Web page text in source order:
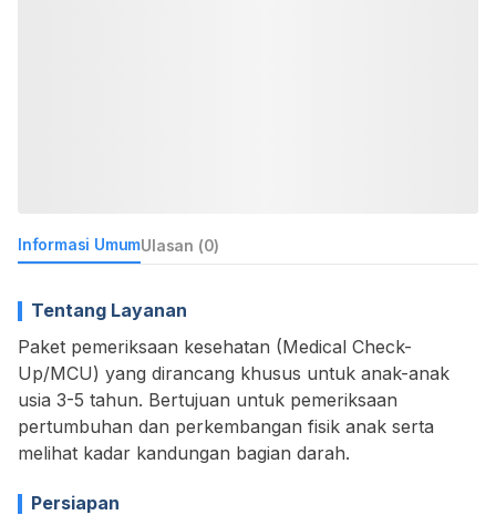
Informasi UmumUlasan (0)
Tentang Layanan
Paket pemeriksaan kesehatan (Medical Check-
Up/MCU) yang dirancang khusus untuk anak-anak
usia 3-5 tahun. Bertujuan untuk pemeriksaan
pertumbuhan dan perkembangan fisik anak serta
melihat kadar kandungan bagian darah.
Persiapan